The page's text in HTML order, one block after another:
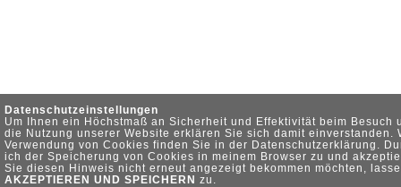
Datenschutzeinstellungen
Um Ihnen ein Höchstmaß an Sicherheit und Effektivität beim
die Nutzung unserer Website erklären Sie sich damit einverstanden.
Verwendung von Cookies finden Sie in der Datenschutzerklärung.
ich der Speicherung von Cookies in meinem Browser zu und
Sie diesen Hinweis nicht erneut angezeigt bekommen möchten,
AKZEPTIEREN UND SPEICHERN zu.